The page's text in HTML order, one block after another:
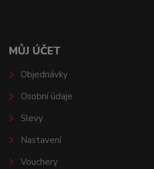
MŮJ ÚČET
Objednávky
Osobní údaje
Slevy
Nastavení
Vouchery